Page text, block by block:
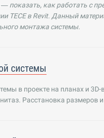
показать, как работать с
TECE в Revit. Данный
монтажа системы.
системы
в проекте на планах и 3D-
Расстановка размеров